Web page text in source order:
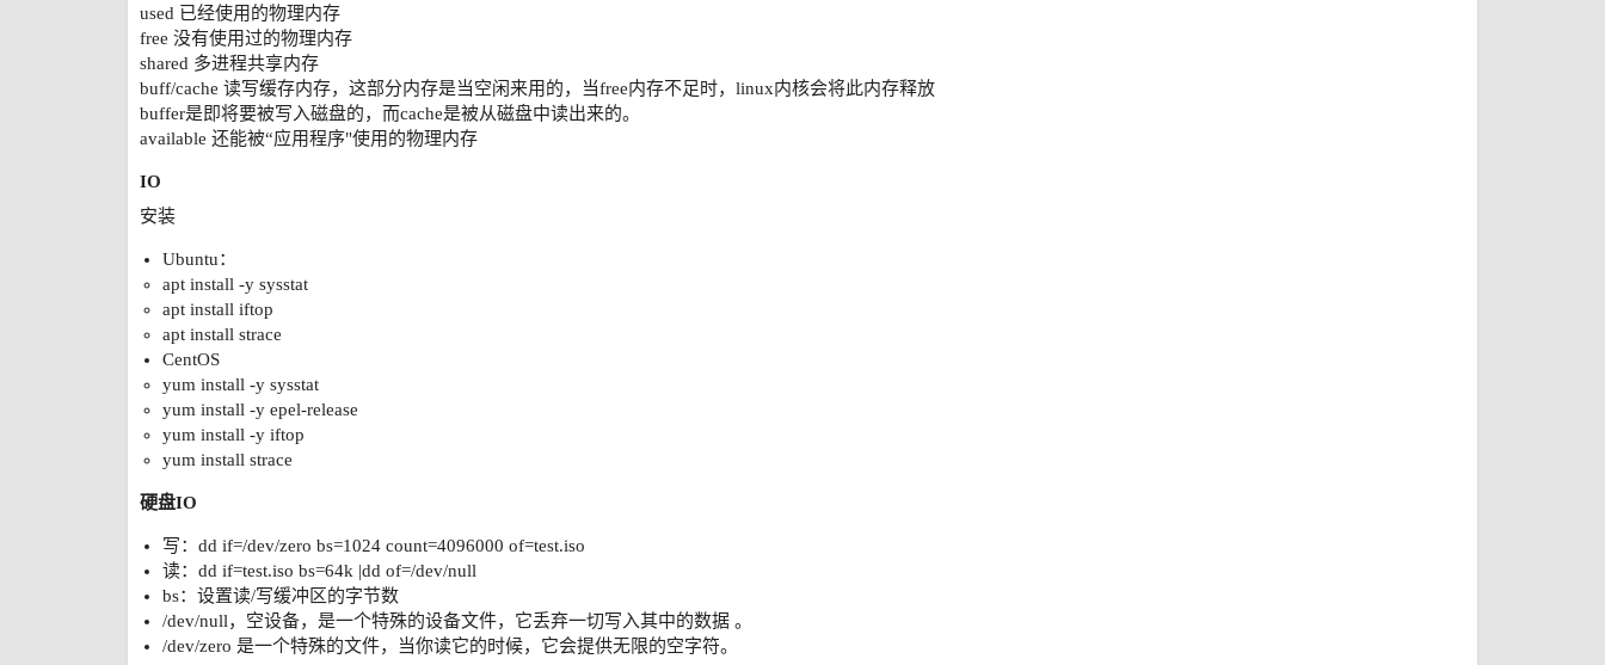
used 已经使用的物理内存
free 没有使用过的物理内存
shared 多进程共享内存
buff/cache 读写缓存内存，这部分内存是当空闲来用的，当free内存不足时，linux内核会将此内存释放
buffer是即将要被写入磁盘的，而cache是被从磁盘中读出来的。
available 还能被“应用程序"使用的物理内存
IO
安装
Ubuntu：
apt install -y sysstat
apt install iftop
apt install strace
CentOS
yum install -y sysstat
yum install -y epel-release
yum install -y iftop
yum install strace
硬盘IO
写：dd if=/dev/zero bs=1024 count=4096000 of=test.iso
读：dd if=test.iso bs=64k |dd of=/dev/null
bs：设置读/写缓冲区的字节数
/dev/null，空设备，是一个特殊的设备文件，它丢弃一切写入其中的数据 。
/dev/zero 是一个特殊的文件，当你读它的时候，它会提供无限的空字符。